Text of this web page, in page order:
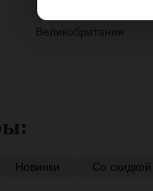
Великобритания
Новинки Со скидкой